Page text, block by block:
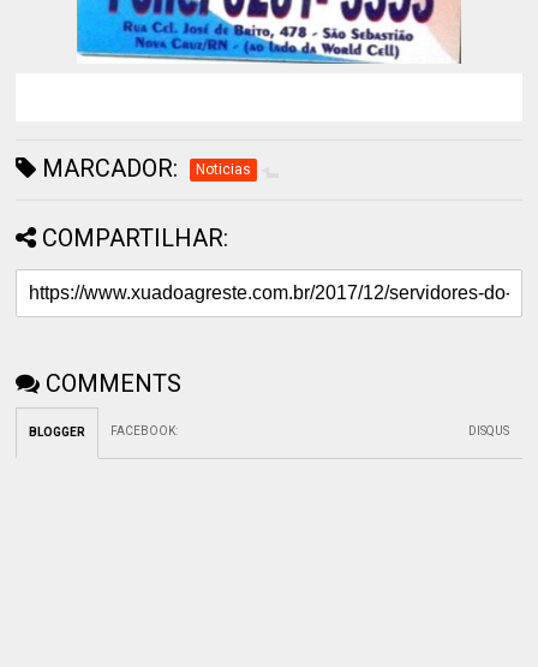
MARCADOR: Noticias
COMPARTILHAR:
COMMENTS
BLOGGER FACEBOOK: DISQUS